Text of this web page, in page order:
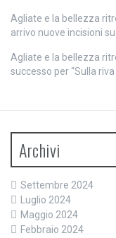
Agliate e la bellezza
arrivo nuove incisioni
Agliate e la bellezza
successo per “Sulla
Archivi
Settembre 2024
Luglio 2024
Maggio 2024
Febbraio 2024